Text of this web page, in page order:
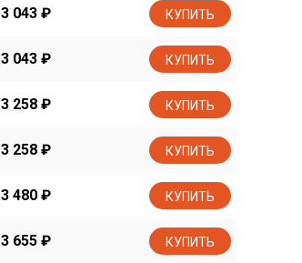
3 043 ₽ КУПИТЬ
3 043 ₽ КУПИТЬ
3 258 ₽ КУПИТЬ
3 258 ₽ КУПИТЬ
3 480 ₽ КУПИТЬ
3 655 ₽ КУПИТЬ